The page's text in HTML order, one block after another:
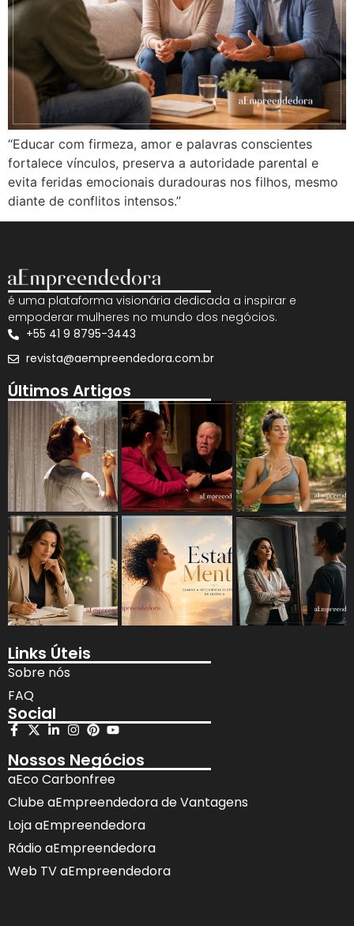
“Educar com firmeza, amor e palavras conscientes
fortalece vínculos, preserva a autoridade parental e
evita feridas emocionais duradouras nos filhos, mesmo
diante de conflitos intensos.”
é uma plataforma visionária dedicada a inspirar e
empoderar mulheres no mundo dos negócios.
+55 41 9 8795-3443
revista@aempreendedora.com.br
Últimos Artigos
Links Úteis
Sobre nós
FAQ
Social
Nossos Negócios
aEco Carbonfree
Clube aEmpreendedora de Vantagens
Loja aEmpreendedora
Rádio aEmpreendedora
Web TV aEmpreendedora